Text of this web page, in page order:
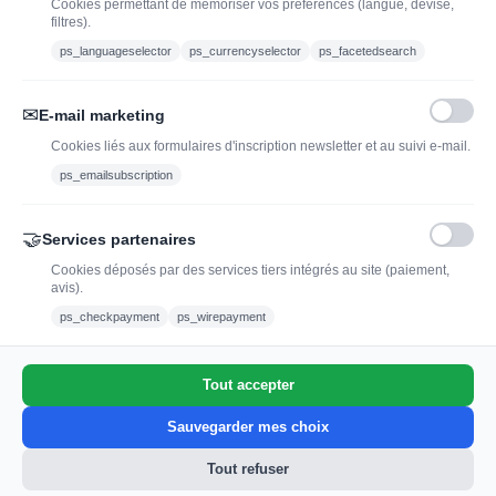
contact@jadopteunvin.fr
Cookies permettant de mémoriser vos préférences (langue, devise,
filtres).
ps_languageselector ps_currencyselector ps_facetedsearch
✉E-mail marketing
Cookies liés aux formulaires d'inscription newsletter et au suivi e-mail.
ps_emailsubscription
🤝Services partenaires
Cookies déposés par des services tiers intégrés au site (paiement,
avis).
ps_checkpayment ps_wirepayment
Tout accepter
Sauvegarder mes choix
Tout refuser